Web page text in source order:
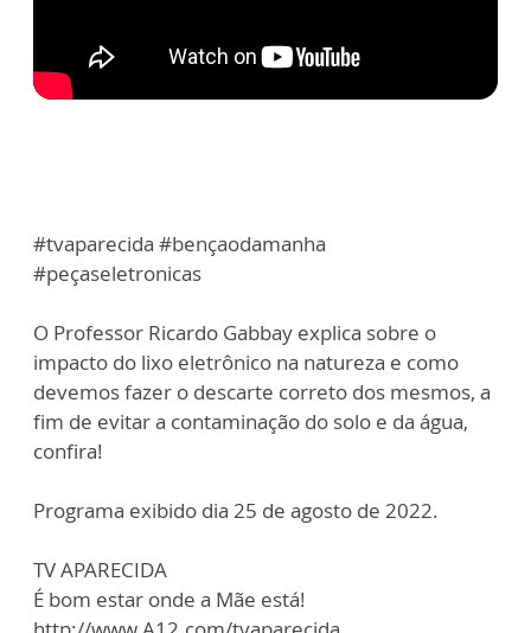
#tvaparecida #bençaodamanha
#peçaseletronicas
O Professor Ricardo Gabbay explica sobre o
impacto do lixo eletrônico na natureza e como
devemos fazer o descarte correto dos mesmos, a
fim de evitar a contaminação do solo e da água,
confira!
Programa exibido dia 25 de agosto de 2022.
TV APARECIDA
É bom estar onde a Mãe está!